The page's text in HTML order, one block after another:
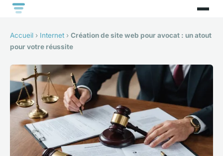
Accueil › Internet › Création de site web pour avocat : un atout
pour votre réussite